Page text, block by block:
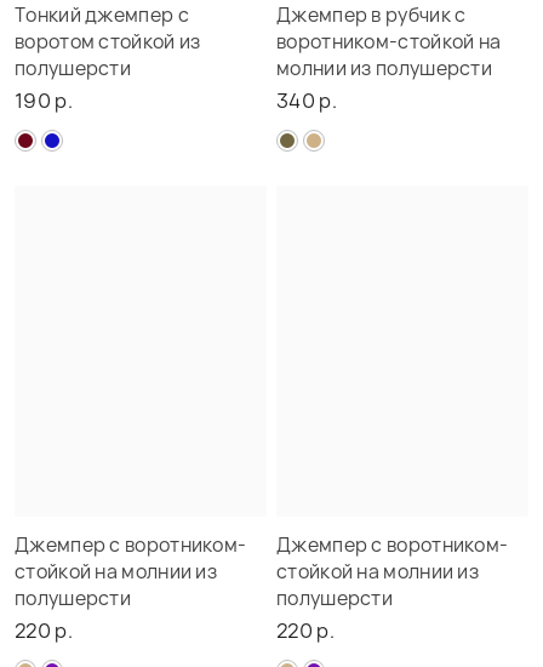
Тонкий джемпер с
воротом стойкой из
полушерсти
190 р.
Джемпер в рубчик с
воротником-стойкой на
молнии из полушерсти
340 р.
Джемпер с воротником-
стойкой на молнии из
полушерсти
220 р.
Джемпер с воротником-
стойкой на молнии из
полушерсти
220 р.